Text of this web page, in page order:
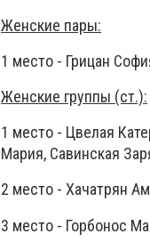
Женские пары:
1 место - Грицан
Женские группы (ст.):
1 место - Цвелая
Мария, Савинская
2 место - Хачатрян
3 место - Горбонос